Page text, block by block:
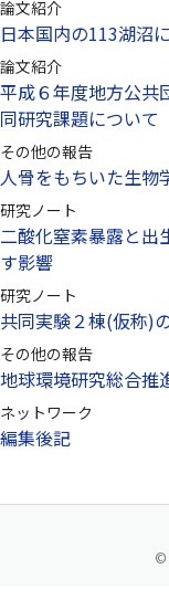
論文紹介
日本国内の113湖沼
論文紹介
平成６年度地方公共
同研究課題について
その他の報告
人骨をもちいた生物
研究ノート
二酸化窒素暴露と出
す影響
研究ノート
共同実験２棟(仮称)
その他の報告
地球環境研究総合推
ネットワーク
編集後記
©